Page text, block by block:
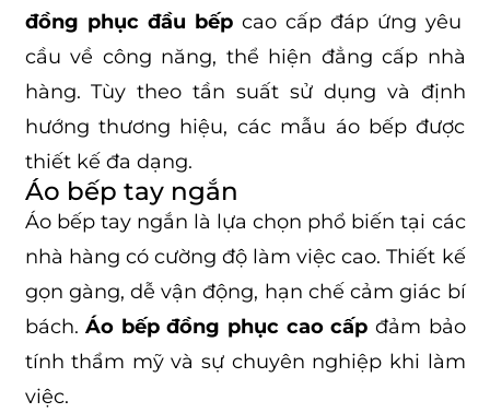
đồng phục đầu bếp cao cấp đáp ứng yêu
cầu về công năng, thể hiện đẳng cấp nhà
hàng. Tùy theo tần suất sử dụng và định
hướng thương hiệu, các mẫu áo bếp được
thiết kế đa dạng.
Áo bếp tay ngắn
Áo bếp tay ngắn là lựa chọn phổ biến tại các
nhà hàng có cường độ làm việc cao. Thiết kế
gọn gàng, dễ vận động, hạn chế cảm giác bí
bách.Áo bếp đồng phục cao cấp đảm bảo
tính thẩm mỹ và sự chuyên nghiệp khi làm
việc.